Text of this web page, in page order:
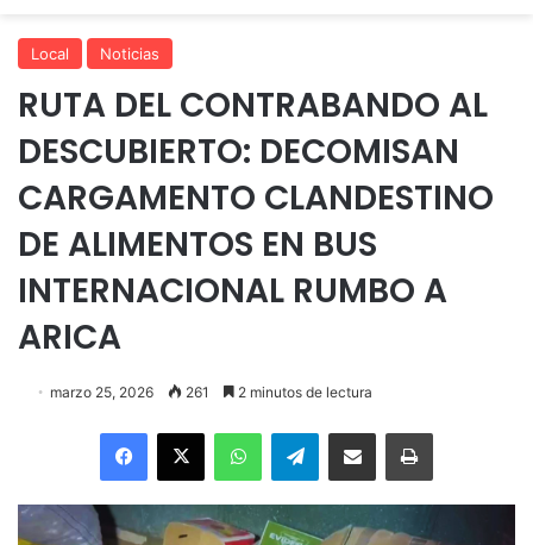
Local Noticias
RUTA DEL CONTRABANDO AL
DESCUBIERTO: DECOMISAN
CARGAMENTO CLANDESTINO
DE ALIMENTOS EN BUS
INTERNACIONAL RUMBO A
ARICA
marzo 25, 2026 261 2 minutos de lectura
Facebook
X WhatsAppTelegramEnviar vía email Imprimir